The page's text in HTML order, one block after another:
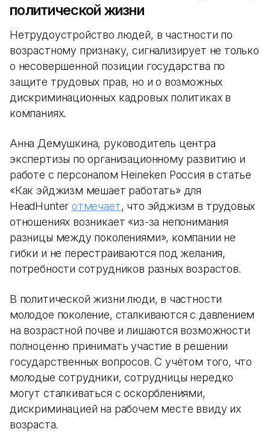
политической жизни
Нетрудоустройство людей, в частности по
возрастному признаку, сигнализирует не только
о несовершенной позиции государства по
защите трудовых прав, но и о возможных
дискриминационных кадровых политиках в
компаниях.
Анна Демушкина, руководитель центра
экспертизы по организационному развитию и
работе с персоналом Heineken Россия в статье
«Как эйджизм мешает работать» для
HeadHunterотмечает, что эйджизм в трудовых
отношениях возникает «из-за непонимания
разницы между поколениями», компании не
гибки и не перестраиваются под желания,
потребности сотрудников разных возрастов.
В политической жизни люди, в частности
молодое поколение, сталкиваются с давлением
на возрастной почве и лишаются возможности
полноценно принимать участие в решении
государственных вопросов. С учётом того, что
молодые сотрудники, сотрудницы нередко
могут сталкиваться с оскорблениями,
дискриминацией на рабочем месте ввиду их
возраста.